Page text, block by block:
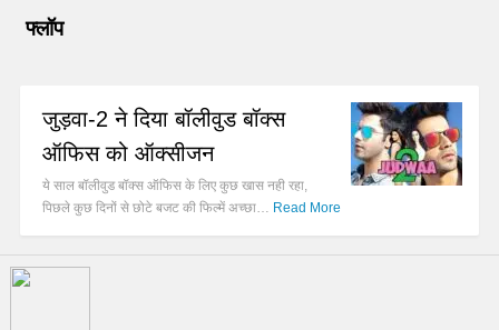
फ्लॉप
जुड़वा-2 ने दिया बॉलीवुड बॉक्स
ऑफिस को ऑक्सीजन
ये साल बॉलीवुड बॉक्स ऑफिस के लिए कुछ खास नही रहा,
पिछले कुछ दिनों से छोटे बजट की फिल्में अच्छा… Read More